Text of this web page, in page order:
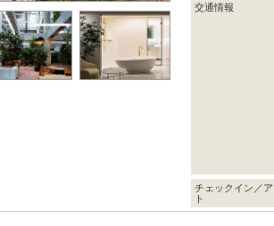
交通情報
チェックイン／
ト